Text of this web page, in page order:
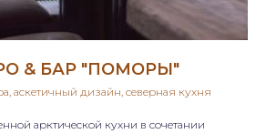
& БАР "ПОМОРЫ"
аскетичный дизайн, северная кухня
арктической кухни в сочетании